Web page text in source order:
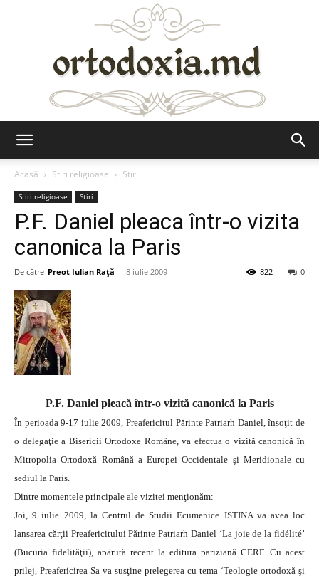
Acasă
Stiri religioase Stiri
Stiri religioase Stiri
P.F. Daniel pleaca într-o vizita
canonica la Paris
De către Preot Iulian Raţă - 8 iulie 2009 0
822
P.F. Daniel pleacă într-o vizită canonică la Paris
În perioada 9-17 iulie 2009, Preafericitul Părinte Patriarh Daniel, însoţit de
o delegaţie a Bisericii Ortodoxe Române, va efectua o vizită canonică în
Mitropolia Ortodoxă Română a Europei Occidentale şi Meridionale cu
sediul la Paris.
Dintre momentele principale ale vizitei menţionăm:
Joi, 9 iulie 2009, la Centrul de Studii Ecumenice ISTINA va avea loc
lansarea cărţii Preafericitului Părinte Patriarh Daniel ‘La joie de la fidélité’
(Bucuria fidelităţii), apărută recent la editura pariziană CERF. Cu acest
prilej, Preafericirea Sa va susţine prelegerea cu tema ‘Teologie ortodoxă şi